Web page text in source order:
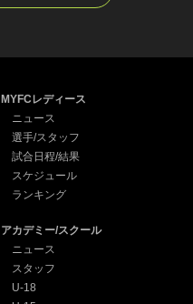
MYFCレディース
ニュース
選手/スタッフ
試合日程/結果
スケジュール
ランキング
アカデミー/スクール
ニュース
スタッフ
U-18